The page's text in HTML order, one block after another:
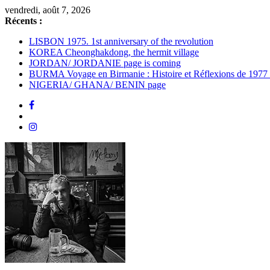
Passer
au
vendredi, août 7, 2026
Récents :
LISBON 1975. 1st anniversary of the revolution
KOREA Cheonghakdong, the hermit village
JORDAN/ JORDANIE page is coming
BURMA Voyage en Birmanie : Histoire et Réflexions de 1977
NIGERIA/ GHANA/ BENIN page